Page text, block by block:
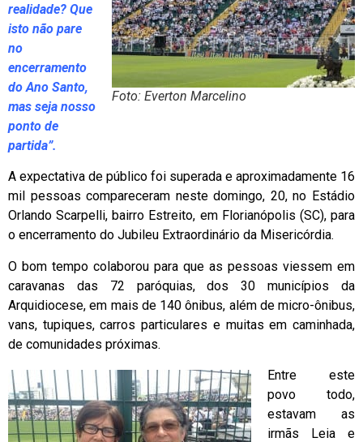
Foto: Everton Marcelino
realidade? Que
isto não pare
no
encerramento
do Ano Santo,
mas seja nosso
ponto de
partida”.
A expectativa de público foi superada e aproximadamente 16
mil pessoas compareceram neste domingo, 20, no Estádio
Orlando Scarpelli, bairro Estreito, em Florianópolis (SC), para
o encerramento do Jubileu Extraordinário da Misericórdia.
O bom tempo colaborou para que as pessoas viessem em
caravanas das 72 paróquias, dos 30 municípios da
Arquidiocese, em mais de 140 ônibus, além de micro-ônibus,
vans, tupiques, carros particulares e muitas em caminhada,
de comunidades próximas.
Entre este
povo todo,
estavam as
irmãs Leia e